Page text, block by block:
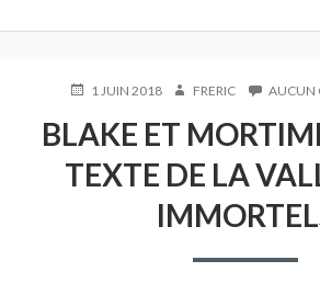
PUBLIÉ1 JUIN 2018 AUTEUR
FRERIC AUCUN
BLAKE ET
TEXTE DE LA